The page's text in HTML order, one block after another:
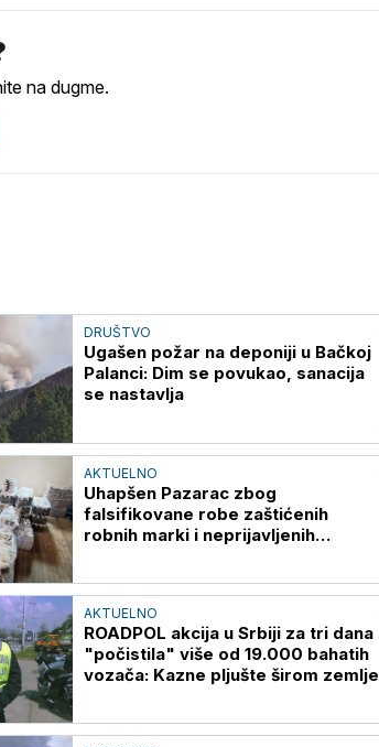
na dugme.
DRUŠTVO
Ugašen požar na deponiji u Bačkoj
Palanci: Dim se povukao, sanacija
se nastavlja
AKTUELNO
Uhapšen Pazarac zbog
falsifikovane robe zaštićenih
robnih marki i neprijavljenih
AKTUELNO
ROADPOL akcija u Srbiji za tri dana
"počistila" više od 19.000 bahatih
vozača: Kazne pljušte širom zemlje